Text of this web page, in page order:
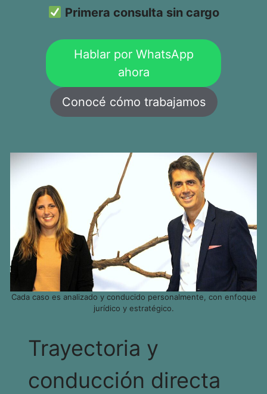
Primera consulta sin cargo
Hablar por WhatsApp
ahora
Conocé cómo trabajamos
Cada caso es analizado y conducido personalmente, con enfoque
jurídico y estratégico.
Trayectoria y
conducción directa